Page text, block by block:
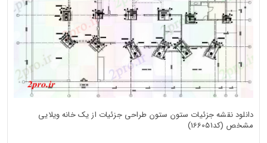
دانلود نقشه جزئیات ستون ستون طراحی جزئیات از یک خانه ویلایی
مشخص (کد166051)